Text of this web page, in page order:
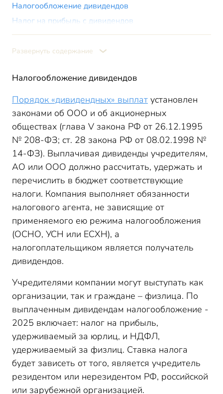
Налогообложение дивидендов
Налог на прибыль с дивидендов
Как отразить выплаченные дивиденды
Как отразить полученные дивиденды
2026 году
участвующим в других организациях
Итоги
Развернуть содержание
Налогообложение дивидендов
Порядок «дивидендных» выплат установлен
законами об ООО и об акционерных
обществах (глава V закона РФ от 26.12.1995
№ 208-ФЗ; ст. 28 закона РФ от 08.02.1998 №
14-ФЗ). Выплачивая дивиденды учредителям,
АО или ООО должно рассчитать, удержать и
перечислить в бюджет соответствующие
налоги. Компания выполняет обязанности
налогового агента, не зависящие от
применяемого ею режима налогообложения
(ОСНО, УСН или ЕСХН), а
налогоплательщиком является получатель
дивидендов.
Учредителями компании могут выступать как
организации, так и граждане – физлица. По
выплаченным дивидендам налогообложение -
2025 включает: налог на прибыль,
удерживаемый за юрлиц, и НДФЛ,
удерживаемый за физлиц. Ставка налога
будет зависеть от того, является учредитель
резидентом или нерезидентом РФ, российской
или зарубежной организацией.